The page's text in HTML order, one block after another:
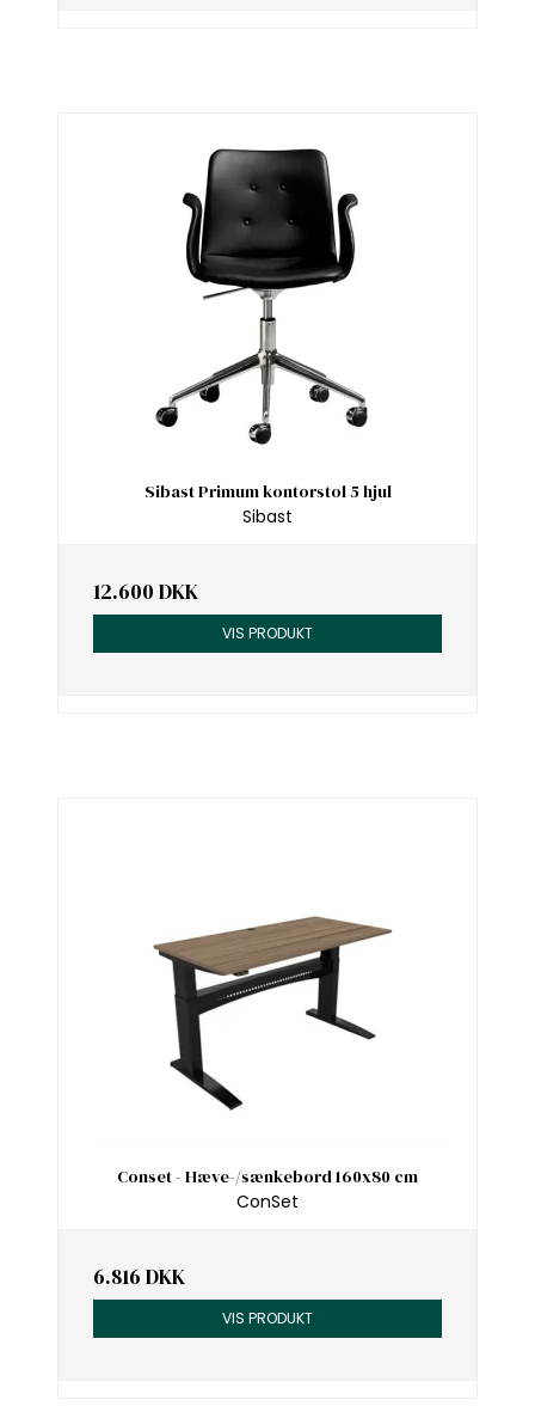
Sibast Primum kontorstol 5 hjul
Sibast
12.600 DKK
VIS PRODUKT
Conset - Hæve-/sænkebord 160x80 cm
ConSet
6.816 DKK
VIS PRODUKT